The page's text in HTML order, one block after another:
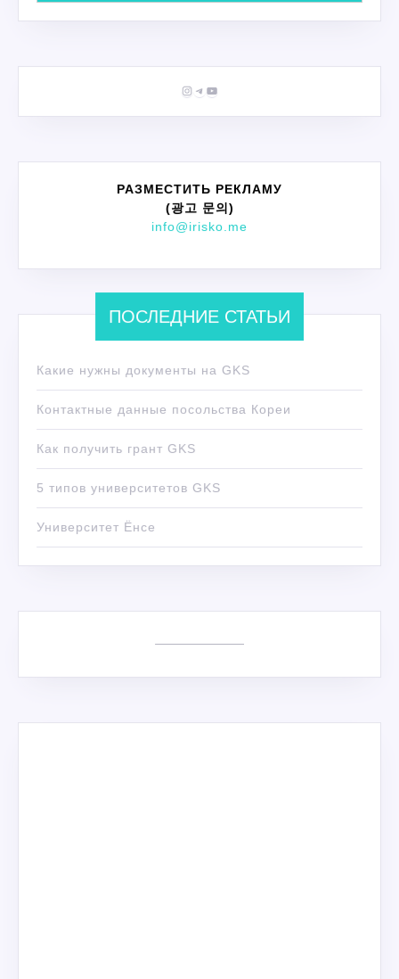
Instagram
Telegram
YouTube
РАЗМЕСТИТЬ РЕКЛАМУ
(광고 문의)
info@irisko.me
ПОСЛЕДНИЕ СТАТЬИ
Какие нужны документы на GKS
Контактные данные посольства Кореи
Как получить грант GKS
5 типов университетов GKS
Университет Ёнсе